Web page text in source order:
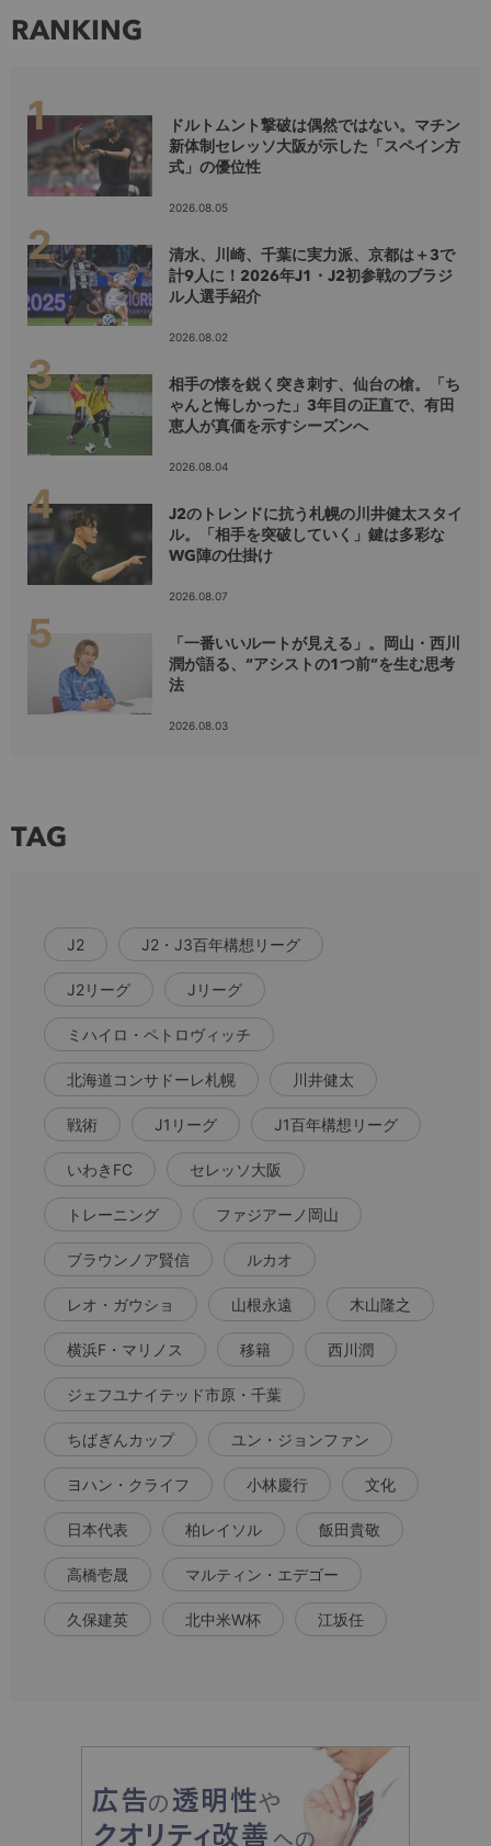
RANKING
ドルトムント撃破は偶然ではない。マチン
新体制セレッソ大阪が示した「スペイン方
式」の優位性
2026.08.05
清水、川崎、千葉に実力派、京都は＋3で
計9人に！2026年J1・J2初参戦のブラジ
ル人選手紹介
2026.08.02
相手の懐を鋭く突き刺す、仙台の槍。「ち
ゃんと悔しかった」3年目の正直で、有田
恵人が真価を示すシーズンへ
2026.08.04
J2のトレンドに抗う札幌の川井健太スタイ
ル。「相手を突破していく」鍵は多彩な
WG陣の仕掛け
2026.08.07
「一番いいルートが見える」。岡山・西川
潤が語る、“アシストの1つ前”を生む思考
法
2026.08.03
TAG
J2 J2・J3百年構想リーグ
J2リーグ Jリーグ
ミハイロ・ペトロヴィッチ
北海道コンサドーレ札幌 川井健太
戦術 J1リーグ J1百年構想リーグ
いわきFC セレッソ大阪
トレーニング ファジアーノ岡山
ブラウンノア賢信 ルカオ
レオ・ガウショ 山根永遠 木山隆之
横浜F・マリノス 移籍 西川潤
ジェフユナイテッド市原・千葉
ちばぎんカップ ユン・ジョンファン
ヨハン・クライフ 小林慶行 文化
日本代表 柏レイソル 飯田貴敬
高橋壱晟 マルティン・エデゴー
久保建英 北中米W杯 江坂任